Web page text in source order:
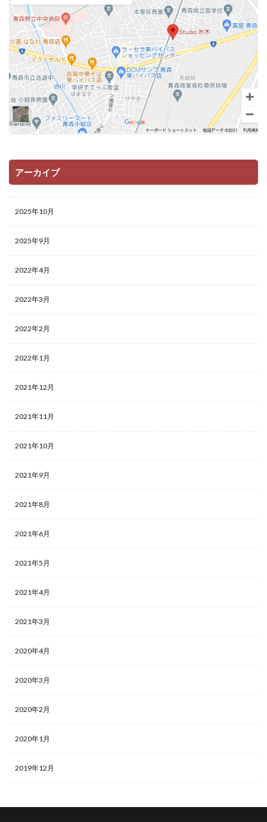
アーカイブ
2025年10月
2025年9月
2022年4月
2022年3月
2022年2月
2022年1月
2021年12月
2021年11月
2021年10月
2021年9月
2021年8月
2021年6月
2021年5月
2021年4月
2021年3月
2020年4月
2020年3月
2020年2月
2020年1月
2019年12月